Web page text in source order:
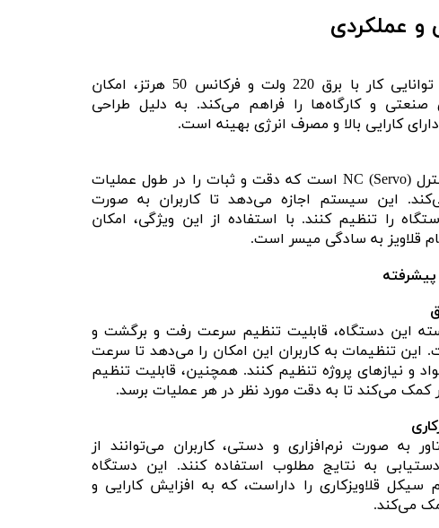
و عملکردی
این قلاویز زن برقی با توانایی کار با برق 220 ولت و فرکانس 50 هرتز، امکان
صنعتی و کارگاه‌ها را فراهم می‌کند. به دلیل طراحی
کارایی بالا و مصرف انرژی بهینه است.
دستگاه دارای بازوی کنترل NC (Servo) است که دقت و ثبات را در طول عملیات
این سیستم اجازه می‌دهد تا کاربران به صورت
را تنظیم کنند. با استفاده از این ویژگی، امکان
قلاویز به سادگی میسر است.
این دستگاه، قابلیت تنظیم سرعت رفت و برگشت و
این تنظیمات به کاربران این امکان را می‌دهد تا سرعت
و نیازهای پروژه تنظیم کنند. همچنین، قابلیت تنظیم
کمک می‌کند تا به دقت مورد نظر در هر عملیات برسد.
به صورت نرم‌افزاری و دستی، کاربران می‌توانند از
به نتایج مطلوب استفاده کنند. این دستگاه
قلاویزکاری را داراست، که به افزایش کارایی و
می‌کند.